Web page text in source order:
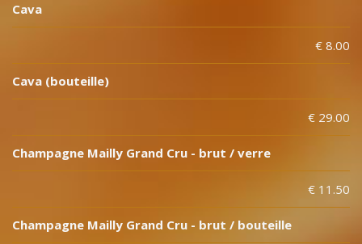
Cava
€ 8.00
Cava (bouteille)
€ 29.00
Champagne Mailly Grand Cru - brut / verre
€ 11.50
Champagne Mailly Grand Cru - brut / bouteille